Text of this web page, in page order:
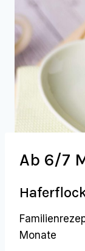
Ab 6/7
Monate